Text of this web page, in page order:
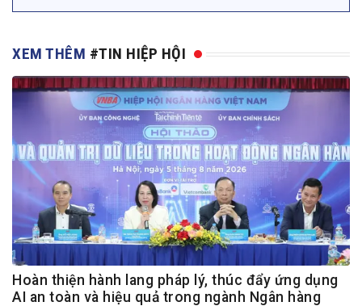
XEM THÊM #TIN HIỆP HỘI
Hoàn thiện hành lang pháp lý, thúc đẩy ứng dụng
AI an toàn và hiệu quả trong ngành Ngân hàng